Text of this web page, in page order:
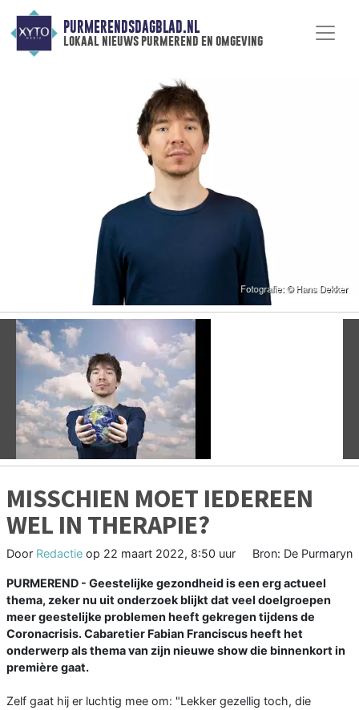
PURMERENDSDAGBLAD.NL
lokaal nieuws purmerend en omgeving
Vorige
MISSCHIEN MOET IEDEREEN
WEL IN THERAPIE?
Door Redactie op 22 maart 2022, 8:50 uur Bron: De Purmaryn
PURMEREND - Geestelijke gezondheid is een erg actueel
thema, zeker nu uit onderzoek blijkt dat veel doelgroepen
meer geestelijke problemen heeft gekregen tijdens de
Coronacrisis. Cabaretier Fabian Franciscus heeft het
onderwerp als thema van zijn nieuwe show die binnenkort in
première gaat.
Zelf gaat hij er luchtig mee om: "Lekker gezellig toch, die